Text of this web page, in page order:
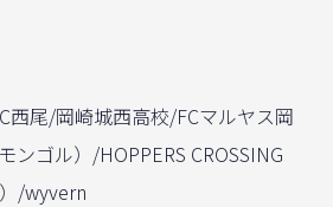
西尾/岡崎城西高校/FCマルヤス岡
ンゴル）/HOPPERS CROSSING
/wyvern